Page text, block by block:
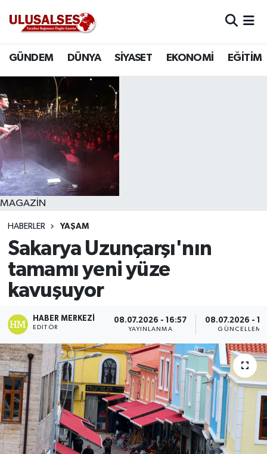
GÜNDEM DÜNYA SİYASET EKONOMİ EĞİTİM
MAGAZİN
HABERLER YAŞAM
Sakarya Uzunçarşı'nın
tamamı yeni yüze
kavuşuyor
HABER MERKEZI
EDITÖR
08.07.2026 - 16:57
YAYINLANMA
08.07.2026 -
GÜNCELLEME
DÜNYA
SİYASET
EKONOMİ
EĞİTİM
SAĞLIK
MAGAZİN
SPOR
Trafik Durumu
Süper Lig Puan Durumu ve Fikstür
Tüm Manşetler
Son Dakika Haberleri
Haber Arşivi